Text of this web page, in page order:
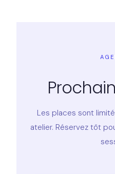
Les places sont
atelier. Réservez tôt